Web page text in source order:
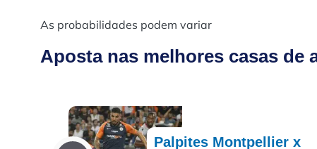
As probabilidades podem variar
Aposta nas melhores casas de
Palpites Montpellier x